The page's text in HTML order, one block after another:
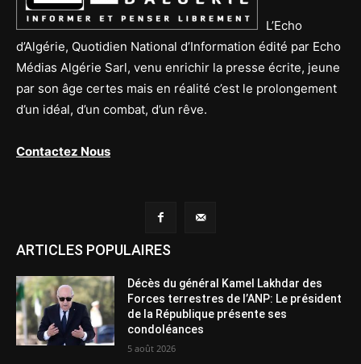
L’Echo
d’Algérie, Quotidien National d’Information édité par Echo
Médias Algérie Sarl, venu enrichir la presse écrite, jeune
par son âge certes mais en réalité c’est le prolongement
d’un idéal, d’un combat, d’un rêve.
Contactez Nous
ARTICLES POPULAIRES
Décès du général Kamel Lakhdar des
Forces terrestres de l’ANP: Le président
de la République présente ses
condoléances
5 août 2026